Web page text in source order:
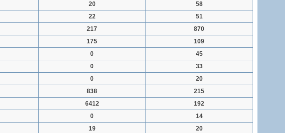
20
58
22
51
217
870
175
109
0
45
0
33
0
20
838
215
6412
192
0
14
19 20